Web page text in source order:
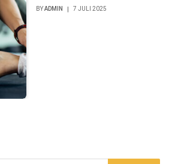
BYADMIN 7 JULI 2025